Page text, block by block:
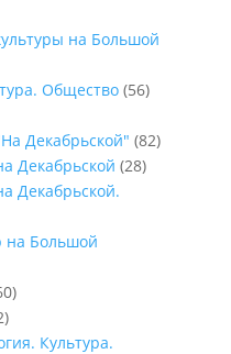
на Большой
Общество(56)
Декабрьской" (82)
Декабрьской (28)
Декабрьской.
на Большой
Культура.